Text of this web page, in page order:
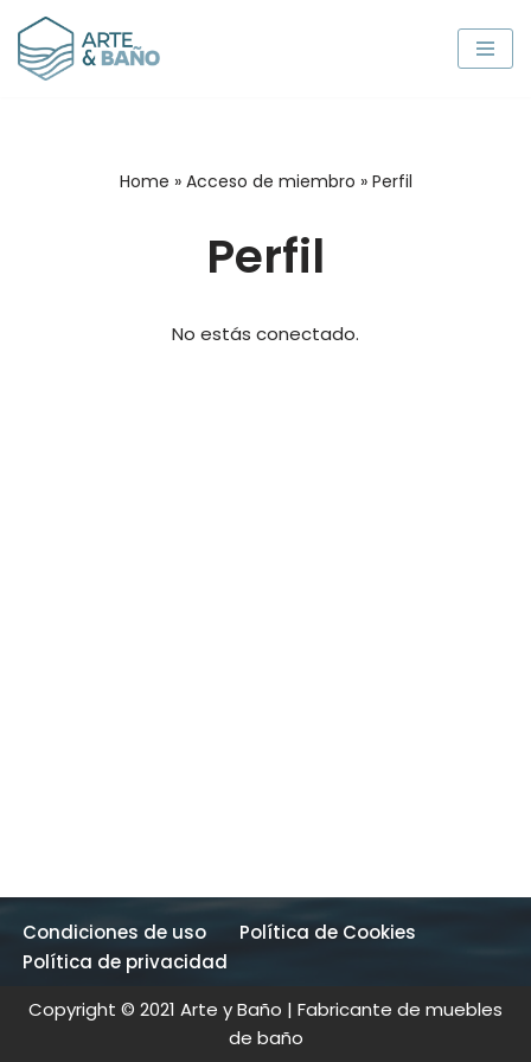
Home » Acceso de miembro » Perfil
Perfil
No estás conectado.
Condiciones de uso
Política de Cookies
Política de privacidad
Copyright © 2021 Arte y Baño | Fabricante de muebles
de baño